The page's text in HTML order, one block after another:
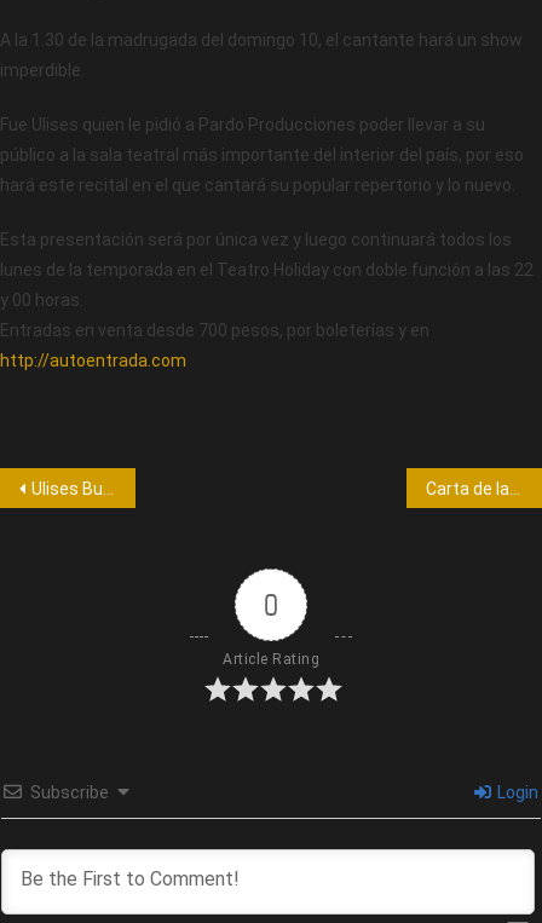
A la 1.30 de la madrugada del domingo 10, el cantante hará un show
imperdible.
Fue Ulises quien le pidió a Pardo Producciones poder llevar a su
público a la sala teatral más importante del interior del país, por eso
hará este recital en el que cantará su popular repertorio y lo nuevo.
Esta presentación será por única vez y luego continuará todos los
lunes de la temporada en el Teatro Holiday con doble función a las 22
y 00 horas.
Entradas en venta desde 700 pesos, por boleterías y en
http://autoentrada.com
Ulises Bueno se presentó a sala llena en el teatro Holiday de Carlos Paz
0
Article Rating
Subscribe Login